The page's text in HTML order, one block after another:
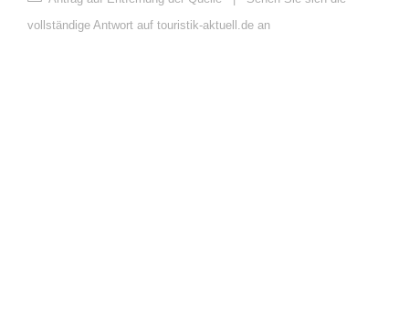
vollständige Antwort auf touristik-aktuell.de an